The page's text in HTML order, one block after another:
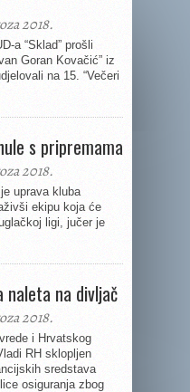
2018.
a “Sklad” prošli
Goran Kovačić” iz
na 15. “Večeri
s pripremama
2018.
uprava kluba
ekipu koja će
ligi, jučer je
naleta na divljač
2018.
i Hrvatskog
RH sklopljen
sredstava
osiguranja zbog